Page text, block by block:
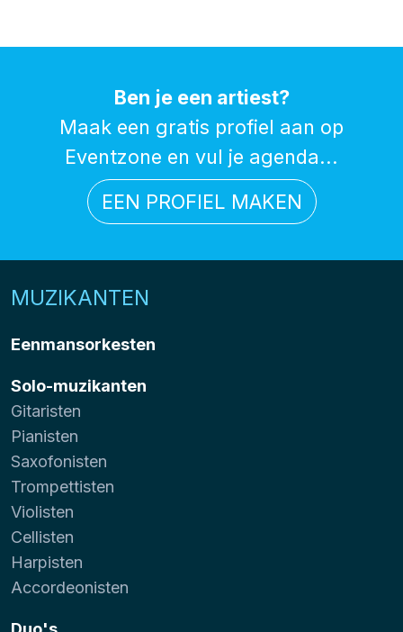
Ben je een artiest?
Maak een gratis profiel aan op
Eventzone en vul je agenda...
EEN PROFIEL MAKEN
MUZIKANTEN
Eenmansorkesten
Solo-muzikanten
Gitaristen
Pianisten
Saxofonisten
Trompettisten
Violisten
Cellisten
Harpisten
Accordeonisten